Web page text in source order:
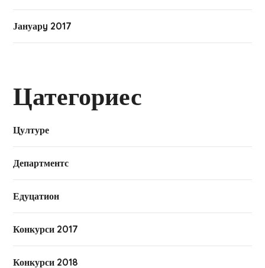
Јануарy 2017
Цатегориес
Цултуре
Департментс
Едуцатион
Конкурси 2017
Конкурси 2018